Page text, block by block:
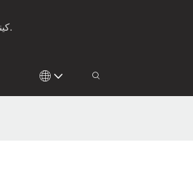
كينج كونري - شركة تصنيع الأسطح الصلبة للأدوات الصحية، وأسطح العمل والألواح الصلبة لأكثر من 25 عامًا، مع ابتكار في مجال التشكيل الحراري والقولبة.